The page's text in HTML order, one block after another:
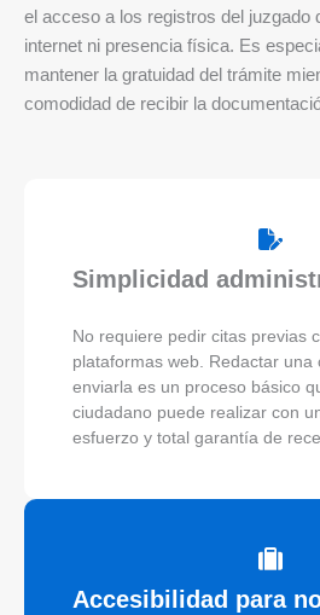
el acceso a los registros del juzgado
internet ni presencia física. Es
mantener la gratuidad del trámite
comodidad de recibir la
Simplicidad
No requiere pedir citas previas
plataformas web. Redactar una
enviarla es un proceso básico
ciudadano puede realizar con
esfuerzo y total garantía de
Accesibilidad para